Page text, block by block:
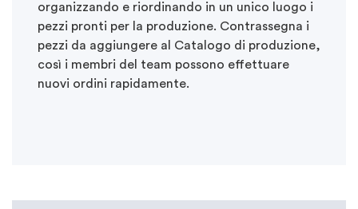
organizzando e riordinando in un unico luogo i
pezzi pronti per la produzione. Contrassegna i
pezzi da aggiungere al Catalogo di produzione,
così i membri del team possono effettuare
nuovi ordini rapidamente.